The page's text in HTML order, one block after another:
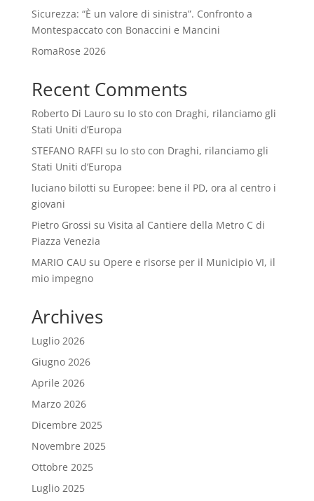
Sicurezza: “È un valore di sinistra”. Confronto a
Montespaccato con Bonaccini e Mancini
RomaRose 2026
Recent Comments
Roberto Di Laurosu Io sto con Draghi, rilanciamo gli
Stati Uniti d’Europa
STEFANO RAFFI su Io sto con Draghi, rilanciamo gli
Stati Uniti d’Europa
luciano bilotti su Europee: bene il PD, ora al centro i
giovani
Pietro Grossi su Visita al Cantiere della Metro C di
Piazza Venezia
MARIO CAU su Opere e risorse per il Municipio VI, il
mio impegno
Archives
Luglio 2026
Giugno 2026
Aprile 2026
Marzo 2026
Dicembre 2025
Novembre 2025
Ottobre 2025
Luglio 2025